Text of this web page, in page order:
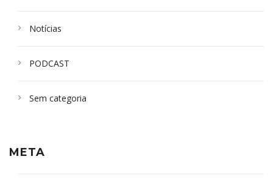
Notícias
PODCAST
Sem categoria
META